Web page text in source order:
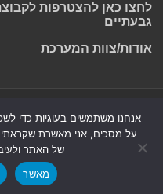
לחצו כאן להצטרפות
גבעתיים
אודות/צוות המערכת
© כל הזכויות שמורות 2026, רמת גן גבעתיים ניוז.
|חדשות
תקנון אתר
אנחנו משתמשים בעוגיות כדי
על מסכים, אני מאשרת שקראתי,
של האתר
מאשר